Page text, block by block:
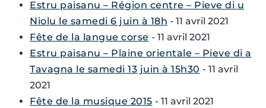
Estru paisanu – Région centre – Pieve di u
Niolu le samedi 6 juin à 18h - 11 avril 2021
Fête de la langue corse - 11 avril 2021
Estru paisanu – Plaine orientale – Pieve di a
Tavagna le samedi 13 juin à 15h30 - 11 avril
2021
Fête de la musique 2015 - 11 avril 2021